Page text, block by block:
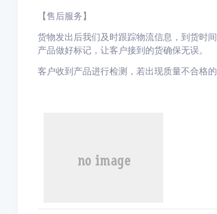
【售后服务】
货物发出后我们及时跟踪物流信息，到货时
产品做好标记，让客户接到的货确保无误。
客户收到产品进行检测，若出现质量不合格